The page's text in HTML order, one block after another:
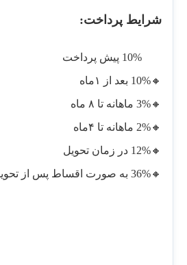
شرایط پرداخت:
🔸10% بعد از ۱ماه
🔸3% ماهانه تا ۸ ماه
🔸2% ماهانه تا ۴ماه
🔸12% در زمان تحویل
🔸36% به صورت اقساط پس از تحویل ماهانه 1%